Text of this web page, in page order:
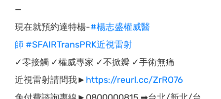
—
現在就預約達特楊-#楊志盛權威醫
師 #SFAIRTransPRK近視雷射
✓零接觸 ✓權威專家 ✓不掀瓣 ✓手術無痛
近視雷射請問我► https://reurl.cc/ZrRO76